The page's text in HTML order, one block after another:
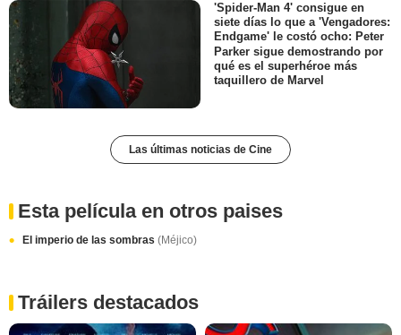
'Spider-Man 4' consigue en
siete días lo que a 'Vengadores:
Endgame' le costó ocho: Peter
Parker sigue demostrando por
qué es el superhéroe más
taquillero de Marvel
Las últimas noticias de Cine
Esta película en otros paises
El imperio de las sombras (Méjico)
Tráilers destacados